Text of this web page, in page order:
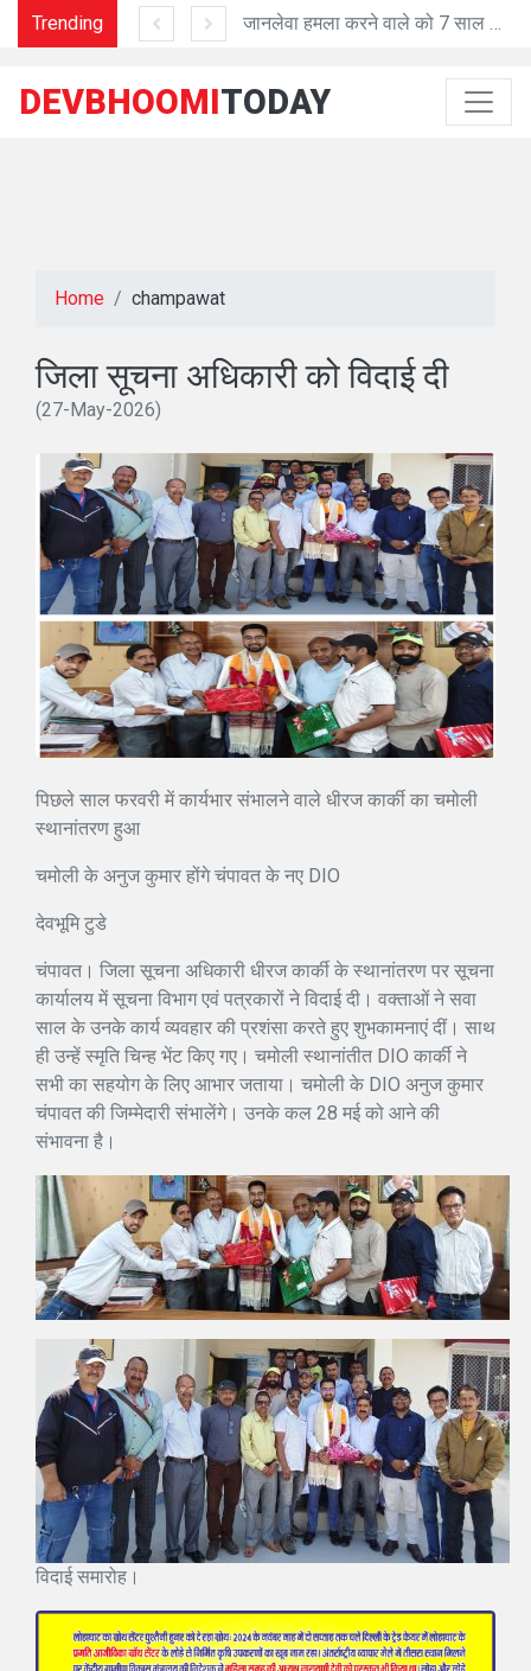
Trending जानलेवा हमला करने वाले को 7 साल की सजा
DEVBHOOMITODAY
Home champawat
जिला सूचना अधिकारी को विदाई दी
(27-May-2026)
पिछले साल फरवरी में कार्यभार संभालने वाले धीरज कार्की का चमोली
स्थानांतरण हुआ
चमोली के अनुज कुमार होंगे चंपावत के नए DIO
देवभूमि टुडे
चंपावत। जिला सूचना अधिकारी धीरज कार्की के स्थानांतरण पर सूचना
कार्यालय में सूचना विभाग एवं पत्रकारों ने विदाई दी। वक्ताओं ने सवा
साल के उनके कार्य व्यवहार की प्रशंसा करते हुए शुभकामनाएं दीं। साथ
ही उन्हें स्मृति चिन्ह भेंट किए गए। चमोली स्थानांतीत DIO कार्की ने
सभी का सहयोग के लिए आभार जताया। चमोली के DIO अनुज कुमार
चंपावत की जिम्मेदारी संभालेंगे। उनके कल 28 मई को आने की
संभावना है।
विदाई समारोह।